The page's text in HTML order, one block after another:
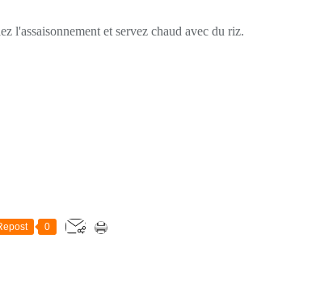
l'assaisonnement et servez chaud avec du riz.
0